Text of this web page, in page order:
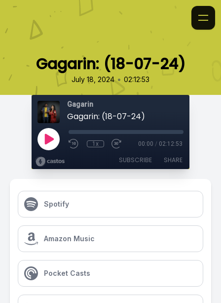
Gagarin: (18-07-24)
July 18, 2024 • 02:12:53
Gagarin
Gagarin: (18-07-24)
1x 00:00 / 02:12:53
SUBSCRIBE SHARE
Spotify
Amazon Music
Pocket Casts